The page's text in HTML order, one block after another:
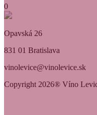
0
Opavská 26
831 01 Bratislava
vinolevice@vinolevice.sk
Copyright 2026® Víno